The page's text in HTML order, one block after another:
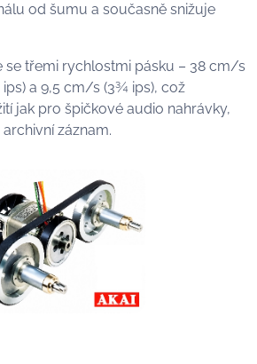
od šumu a současně snižuje
se třemi rychlostmi pásku – 38 cm/s
ips) a 9,5 cm/s (3¾ ips), což
jak pro špičkové audio nahrávky,
záznam.